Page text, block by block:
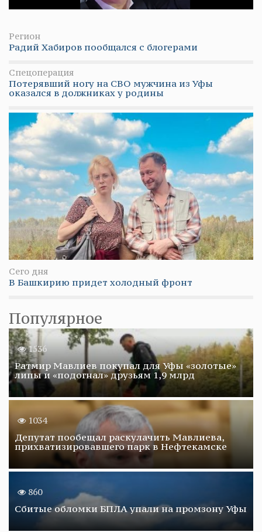
Регион
Радий Хабиров пообщался с блогерами
Спецоперация
Потерявший ногу на СВО мужчина из Уфы
оказался в должниках у родины
Сего дня
В Башкирию придет холодный фронт
Популярное
1536
Ратмир Мавлиев покупал для Уфы «золотые»
липы и «подогнал» друзьям 1,9 млрд
1034
Депутат пообещал раскулачить Мавлиева,
прихватизировавшего парк в Нефтекамске
860
Сбитые обломки БПЛА упали на промзону Уфы